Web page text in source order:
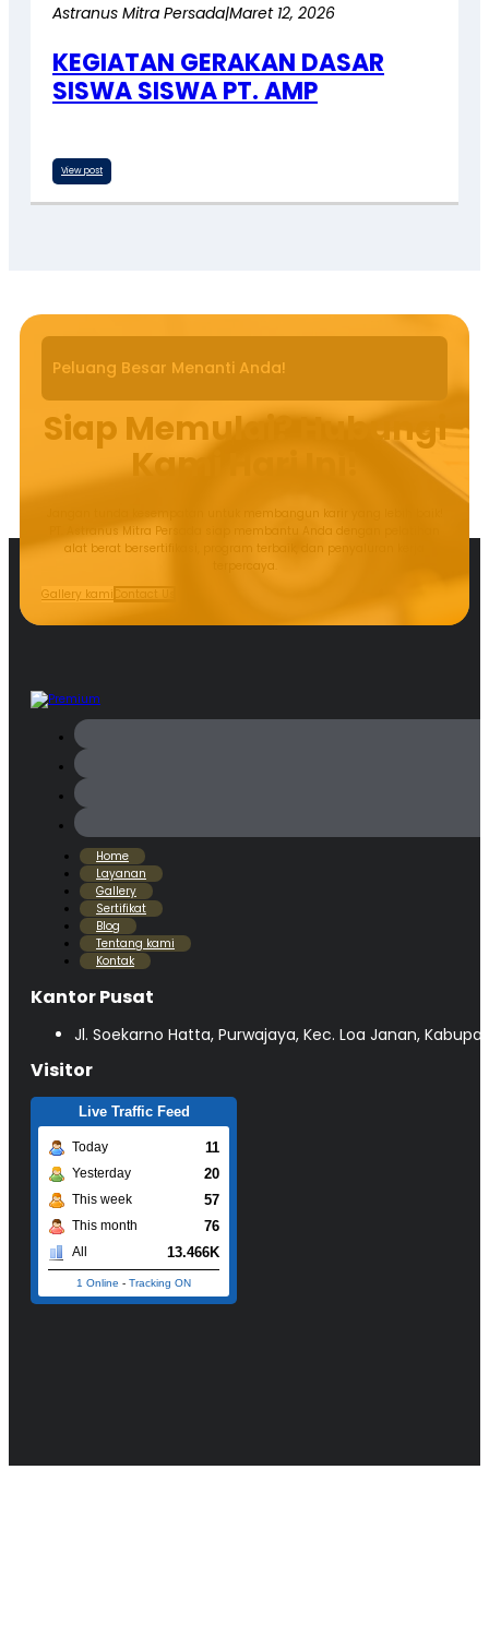
Astranus Mitra Persada|Maret 12, 2026
KEGIATAN GERAKAN DASAR
SISWA SISWA PT. AMP
View post
Peluang Besar Menanti Anda!
Siap Memulai? Hubungi
Kami Hari Ini!
Jangan tunda kesempatan untuk membangun karir yang lebih baik!
PT. Astranus Mitra Persada siap membantu Anda dengan pelatihan
alat berat bersertifikasi, program terbaik, dan penyaluran kerja
terpercaya.
Gallery kami Contact Us
Home
Layanan
Gallery
Sertifikat
Blog
Tentang kami
Kontak
Kantor Pusat
Jl. Soekarno Hatta, Purwajaya, Kec. Loa Janan,
Visitor
Live Traffic Feed
Today 11
Yesterday 20
This week 57
This month 76
All 13.466K
1 Online - Tracking ON